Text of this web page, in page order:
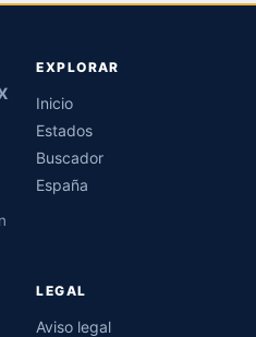
EXPLORAR
Inicio
Estados
Buscador
España
LEGAL
Aviso legal